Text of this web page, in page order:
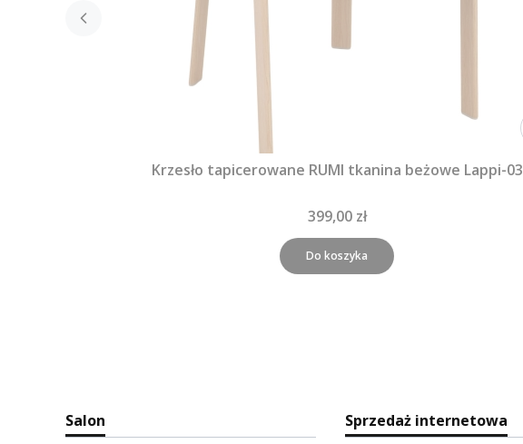
Krzesło tapicerowane RUMI tkanina beżowe Lappi-03
399,00 zł
Do koszyka
Salon Sprzedaż internetowa